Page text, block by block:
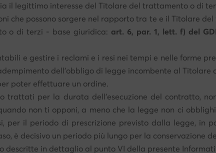
il legittimo interesse del Titolare del trattamento o di
che possono sorgere nel rapporto tra te e il Titolare
o di terzi - base giuridica: art. 6, par. 1, lett. f) del
e gestire i reclami e i resi nei tempi e nelle forme
dell'obbligo di legge incombente al Titolare
poter effettuare un ordine.
per la durata dell’esecuzione del contratto,
non ti opponi, a meno che la legge non ci
per il periodo di prescrizione previsto dalla legge, in
è decisivo un periodo più lungo per la conservazione
descritte in dettaglio al punto VI della presente